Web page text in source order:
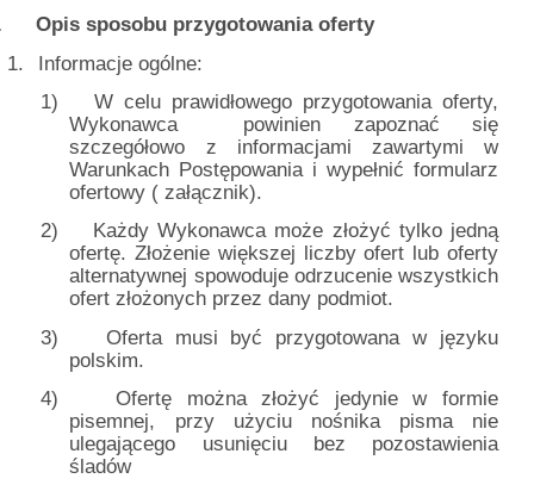
Opis sposobu przygotowania oferty
1.
Informacje ogólne:
1)
W celu prawidłowego przygotowania oferty,
Wykonawca
powinien zapoznać się
szczegółowo z informacjami zawartymi w
Warunkach Postępowania i wypełnić formularz
ofertowy ( załącznik).
2)
Każdy Wykonawca może złożyć tylko jedną
ofertę. Złożenie większej liczby ofert lub oferty
alternatywnej spowoduje odrzucenie wszystkich
ofert złożonych przez dany podmiot.
3)
Oferta musi być przygotowana w języku
polskim.
4)
Ofertę można złożyć jedynie w formie
pisemnej, przy użyciu nośnika pisma nie
ulegającego usunięciu bez pozostawienia
śladów